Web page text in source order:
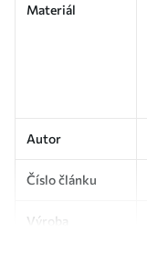
Materiál
Autor
Číslo článku
Výroba